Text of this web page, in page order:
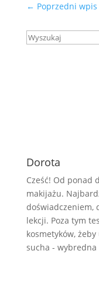
← Poprzedni wpis
Szukaj:
Dorota
Cześć! Od ponad
makijażu.
doświadczeniem,
lekcji. Poza tym
kosmetyków,
sucha -